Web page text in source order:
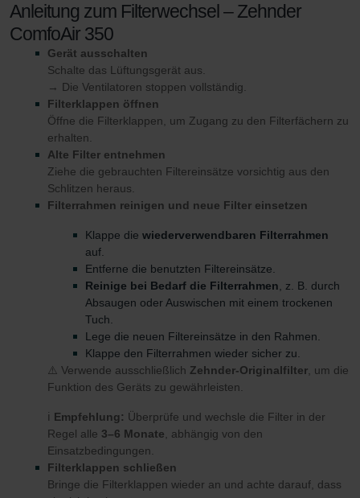
Anleitung zum Filterwechsel – Zehnder
ComfoAir 350
Gerät ausschalten
Schalte das Lüftungsgerät aus.
→ Die Ventilatoren stoppen vollständig.
Filterklappen öffnen
Öffne die Filterklappen, um Zugang zu den Filterfächern zu
erhalten.
Alte Filter entnehmen
Ziehe die gebrauchten Filtereinsätze vorsichtig aus den
Schlitzen heraus.
Filterrahmen reinigen und neue Filter einsetzen
Klappe die wiederverwendbaren Filterrahmen
auf.
Entferne die benutzten Filtereinsätze.
Reinige bei Bedarf die Filterrahmen , z. B. durch
Absaugen oder Auswischen mit einem trockenen
Tuch.
Lege die neuen Filtereinsätze in den Rahmen.
Klappe den Filterrahmen wieder sicher zu.
⚠️ Verwende ausschließlich Zehnder-Originalfilter , um die
Funktion des Geräts zu gewährleisten.
ℹ️ Empfehlung: Überprüfe und wechsle die Filter in der
Regel alle 3–6 Monate , abhängig von den
Einsatzbedingungen.
Filterklappen schließen
Bringe die Filterklappen wieder an und achte darauf, dass